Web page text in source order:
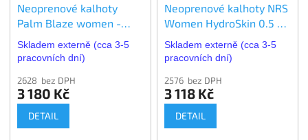
Neoprenové kalhoty
Palm Blaze women -
Skladem externě (cca 3-5
pracovních dní)
2628 bez DPH
3 180 Kč
DETAIL
Neoprenové kalhoty NRS
Women HydroSkin 0.5 -
Skladem externě (cca 3-5
pracovních dní)
2576 bez DPH
3 118 Kč
DETAIL